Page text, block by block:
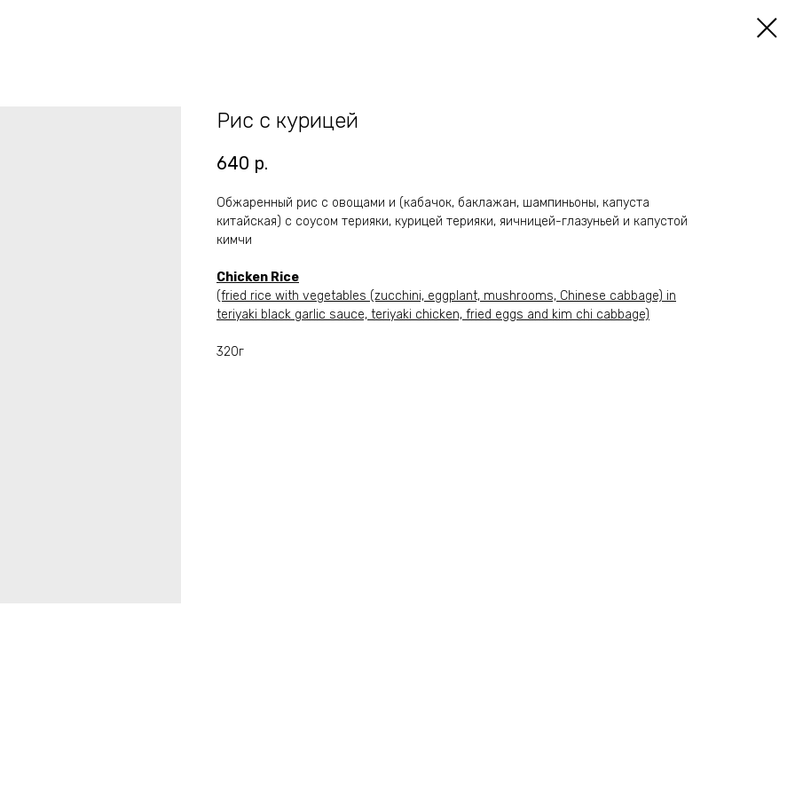
Рис с курицей
640 р.
Обжаренный рис с овощами и (кабачок, баклажан, шампиньоны, капуста
китайская) с соусом терияки, курицей терияки, яичницей-глазуньей и капустой
кимчи
Chicken Rice
(fried rice with vegetables (zucchini, eggplant, mushrooms, Chinese cabbage) in
teriyaki black garlic sauce, teriyaki chicken, fried eggs and kim chi cabbage)
320г